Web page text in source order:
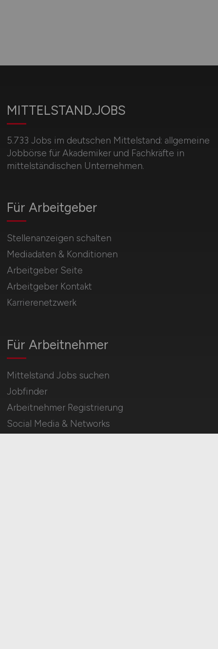
MITTELSTAND.JOBS
5.733 Jobs im deutschen Mittelstand: allgemeine
Jobbörse für Akademiker und Fachkräfte in
mittelständischen Unternehmen.
Für Arbeitnehmer
Mittelstand Jobs suchen
Jobfinder
Arbeitnehmer Registrierung
Social Media & Networks
Für Arbeitgeber
Stellenanzeigen schalten
Mediadaten & Konditionen
Arbeitgeber Seite
Arbeitgeber Kontakt
Karrierenetzwerk